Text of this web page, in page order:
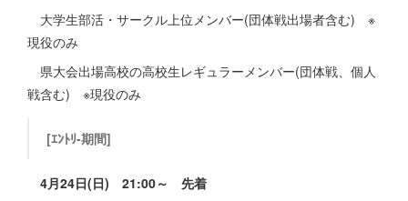
大学生部活・サークル上位メンバー(団体戦出場者含む) ※
現役のみ
県大会出場高校の高校生レギュラーメンバー(団体戦、個人
戦含む) ※現役のみ
[ｴﾝﾄﾘ-期間]
4月24日(日) 21:00～ 先着